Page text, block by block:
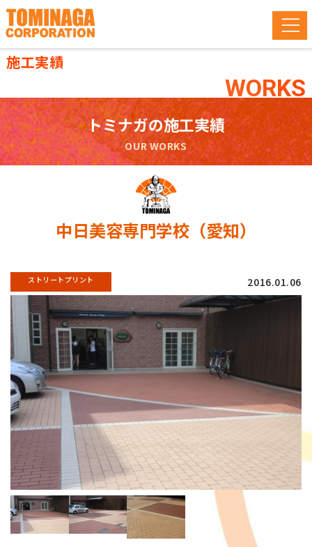
施工実績
WORKS
トミナガの施工実績
OUR WORKS
中日美容専門学校（愛知）
ストリートプリント 2016.01.06